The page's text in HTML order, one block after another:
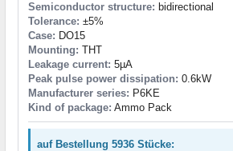
Semiconductor structure: bidirectional
Tolerance: ±5%
Case: DO15
Mounting: THT
Leakage current: 5µA
Peak pulse power dissipation: 0.6kW
Manufacturer series: P6KE
Kind of package: Ammo Pack
auf Bestellung 5936 Stücke: